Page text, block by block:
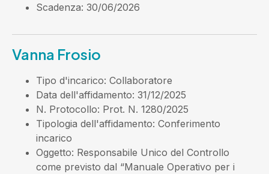
Scadenza: 30/06/2026
Vanna Frosio
Tipo d'incarico: Collaboratore
Data dell'affidamento: 31/12/2025
N. Protocollo: Prot. N. 1280/2025
Tipologia dell'affidamento: Conferimento
incarico
Oggetto: Responsabile Unico del Controllo
come previsto dal “Manuale Operativo per i